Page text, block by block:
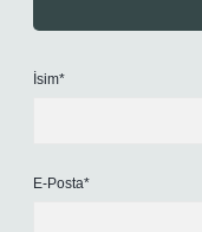
İsim*
E-Posta*